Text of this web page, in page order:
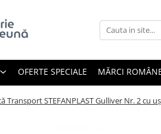
OFERTE SPECIALE MĂRCI
Transport STEFANPLAST Gulliver Nr. 2 cu